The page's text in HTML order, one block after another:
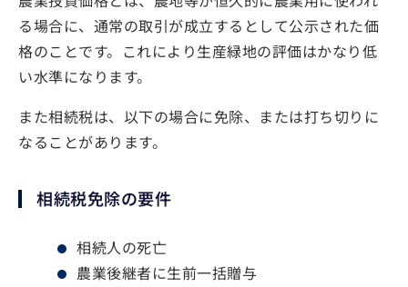
る場合に、通常の取引が成立するとして公示された価
格のことです。これにより生産緑地の評価はかなり低
い水準になります。
また相続税は、以下の場合に免除、または打ち切りに
なることがあります。
相続税免除の要件
相続人の死亡
農業後継者に生前一括贈与